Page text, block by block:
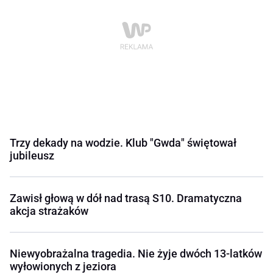
Trzy dekady na wodzie. Klub "Gwda" świętował
jubileusz
Zawisł głową w dół nad trasą S10. Dramatyczna
akcja strażaków
Niewyobrażalna tragedia. Nie żyje dwóch 13-latków
wyłowionych z jeziora